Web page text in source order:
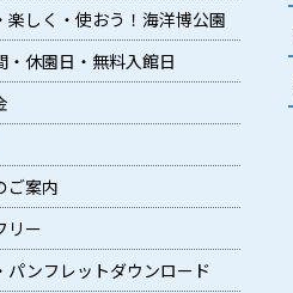
楽しく・使おう！海洋博公園
・休園日・無料入館日
ご案内
リー
パンフレットダウンロード